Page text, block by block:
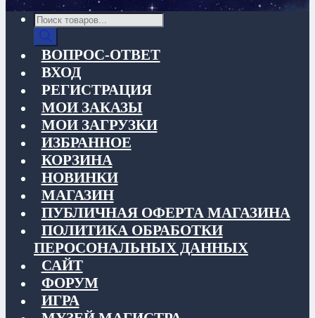
Поиск
товаров
ВОПРОС-ОТВЕТ
ВХОД
РЕГИСТРАЦИЯ
МОИ ЗАКАЗЫ
МОИ ЗАГРУЗКИ
ИЗБРАННОЕ
КОРЗИНА
НОВИНКИ
МАГАЗИН
ПУБЛИЧНАЯ ОФЕРТА МАГАЗИНА
ПОЛИТИКА ОБРАБОТКИ
ПЕРОСОНАЛЬНЫХ ДАННЫХ
САЙТ
ФОРУМ
ИГРА